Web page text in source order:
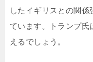
したイギリスとの関
ています。トランプ氏
えるでしょう。